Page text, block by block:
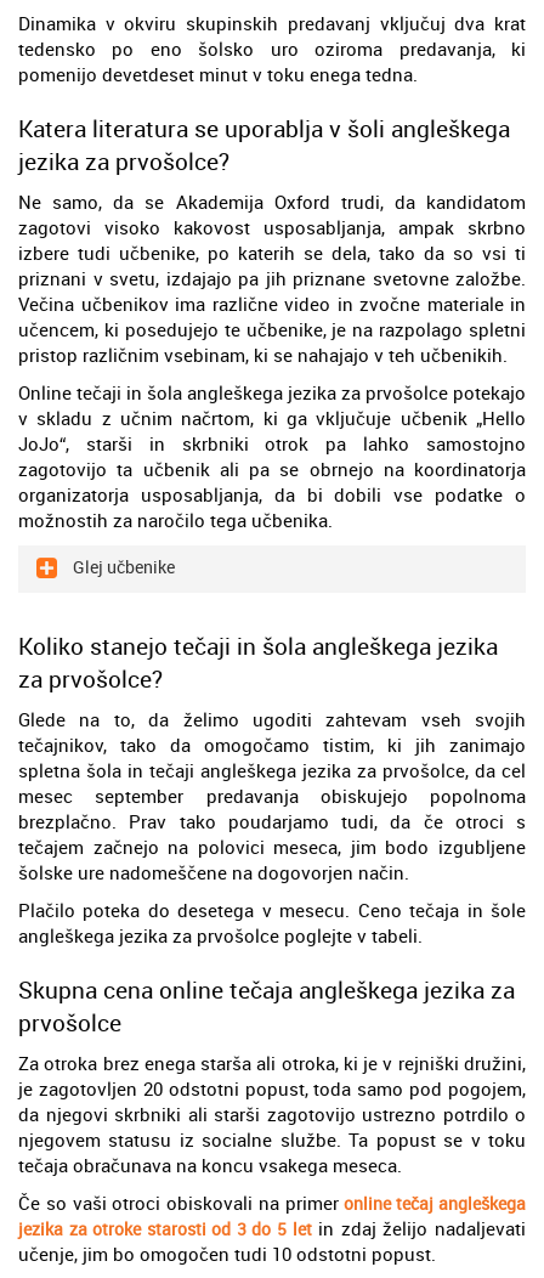
Dinamika v okviru skupinskih predavanj vključuj dva krat
tedensko po eno šolsko uro oziroma predavanja, ki
pomenijo devetdeset minut v toku enega tedna.
Katera literatura se uporablja v šoli angleškega
jezika za prvošolce?
Ne samo, da se Akademija Oxford trudi, da kandidatom
zagotovi visoko kakovost usposabljanja, ampak skrbno
izbere tudi učbenike, po katerih se dela, tako da so vsi ti
priznani v svetu, izdajajo pa jih priznane svetovne založbe.
Večina učbenikov ima različne video in zvočne materiale in
učencem, ki posedujejo te učbenike, je na razpolago spletni
pristop različnim vsebinam, ki se nahajajo v teh učbenikih.
Online tečaji in šola angleškega jezika za prvošolce potekajo
v skladu z učnim načrtom, ki ga vključuje učbenik „Hello
JoJo“, starši in skrbniki otrok pa lahko samostojno
zagotovijo ta učbenik ali pa se obrnejo na koordinatorja
organizatorja usposabljanja, da bi dobili vse podatke o
možnostih za naročilo tega učbenika.
Glej učbenike
Koliko stanejo tečaji in šola angleškega jezika
za prvošolce?
Glede na to, da želimo ugoditi zahtevam vseh svojih
tečajnikov, tako da omogočamo tistim, ki jih zanimajo
spletna šola in tečaji angleškega jezika za prvošolce, da cel
mesec september predavanja obiskujejo popolnoma
brezplačno. Prav tako poudarjamo tudi, da če otroci s
tečajem začnejo na polovici meseca, jim bodo izgubljene
šolske ure nadomeščene na dogovorjen način.
Plačilo poteka do desetega v mesecu. Ceno tečaja in šole
angleškega jezika za prvošolce poglejte v tabeli.
Skupna cena online tečaja angleškega jezika za
prvošolce
Za otroka brez enega starša ali otroka, ki je v rejniški družini,
je zagotovljen 20 odstotni popust, toda samo pod pogojem,
da njegovi skrbniki ali starši zagotovijo ustrezno potrdilo o
njegovem statusu iz socialne službe. Ta popust se v toku
tečaja obračunava na koncu vsakega meseca.
Če so vaši otroci obiskovali na primeronline tečaj angleškega
jezika za otroke starosti od 3 do 5 letin zdaj želijo nadaljevati
učenje, jim bo omogočen tudi 10 odstotni popust.